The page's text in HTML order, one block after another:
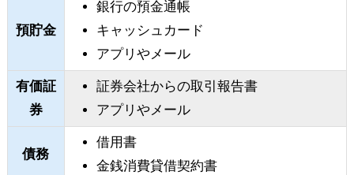
預貯金
銀行の預金通帳
キャッシュカード
アプリやメール
有価証
券
証券会社からの取引報告書
アプリやメール
債務
借用書
金銭消費貸借契約書